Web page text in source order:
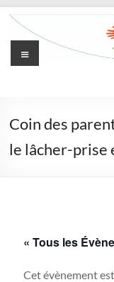
Aller
contenu
l'Enfance
de
loisir
Menu
Coin des
le lâcher-prise
« Tous les
Cet évènement